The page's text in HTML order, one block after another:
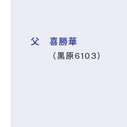
父 喜勝華
（黒原6103）